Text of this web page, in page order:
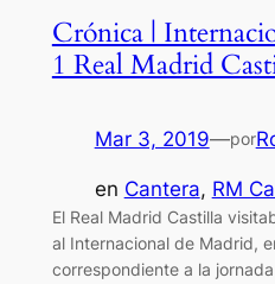
Crónica |
1 Real Madrid
Mar 3, 2019—por
en Cantera, RM
El Real Madrid Castilla
al Internacional de Madrid,
correspondiente a la